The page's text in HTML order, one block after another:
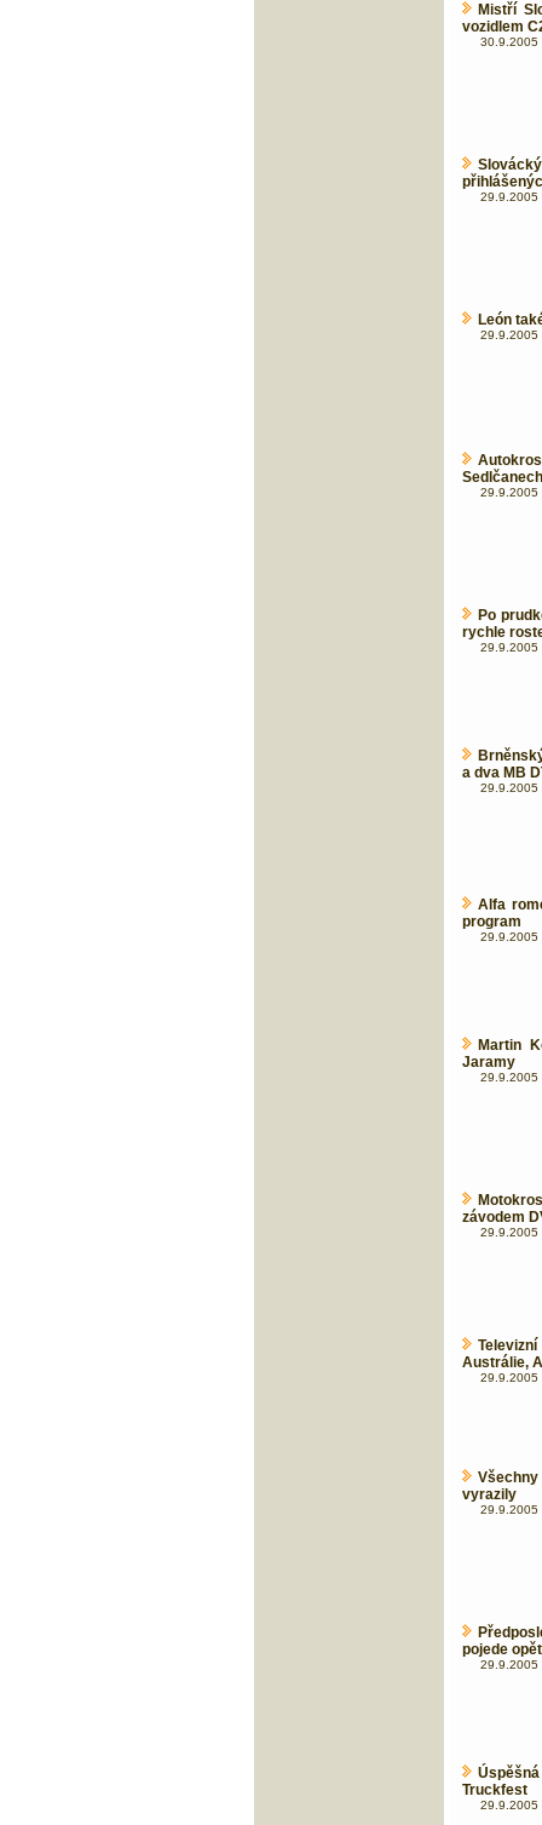
Mistří
vozidlem
30.9.2005
29.9.2005
León
29.9.2005
29.9.2005
Po
rychle
29.9.2005
a dva MB
29.9.2005
Alfa
program
29.9.2005
Martin
Jaramy
29.9.2005
závodem
29.9.2005
Austrálie,
29.9.2005
vyrazily
29.9.2005
pojede
29.9.2005
Truckfest
29.9.2005